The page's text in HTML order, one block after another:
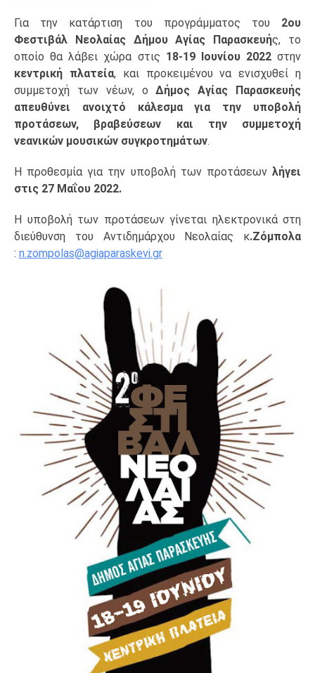
Για την κατάρτιση του προγράμματος του 2ου
Φεστιβάλ Νεολαίας Δήμου Αγίας Παρασκευής, το
οποίο θα λάβει χώρα στις 18-19 Ιουνίου 2022στην
κεντρική πλατεία, και προκειμένου να ενισχυθεί η
συμμετοχή των νέων, ο Δήμος Αγίας Παρασκευής
απευθύνει ανοιχτό κάλεσμα για την υποβολή
προτάσεων, βραβεύσεων και την συμμετοχή
νεανικών μουσικών συγκροτημάτων.
Η προθεσμία για την υποβολή των προτάσεων λήγει
στις 27 Μαΐου 2022.
Η υποβολή των προτάσεων γίνεται ηλεκτρονικά στη
διεύθυνση του Αντιδημάρχου Νεολαίας κ.Ζόμπολα
: n.zompolas@agiaparaskevi.gr